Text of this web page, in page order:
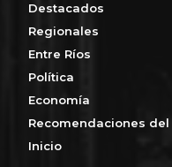
Destacados
Regionales
Entre Ríos
Política
Economía
Recomendaciones del
Inicio